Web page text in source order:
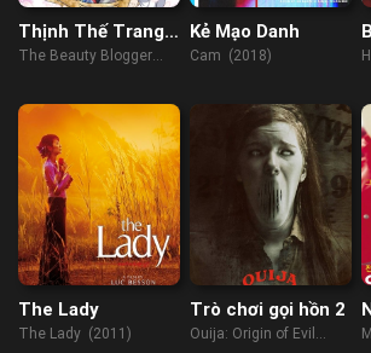
Thịnh Thế Trang
Nương
The Beauty Blogger
Kẻ Mạo Danh
Cam (2018)
The Lady
The Lady (2011)
Trò chơi gọi hồn 2
Ouija: Origin of Evil